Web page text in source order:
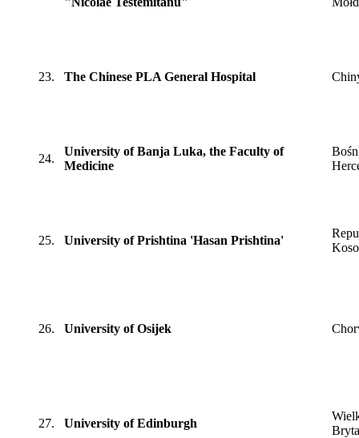
23. The Chinese PLA General Hospital
24.
University of Banja Luka, the Faculty of
Medicine
25. University of Prishtina 'Hasan Prishtina'
26. University of Osijek
27. University of Edinburgh